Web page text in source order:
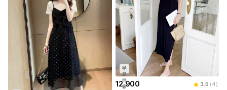
무
료
배
송
12,900 3.5 (4)